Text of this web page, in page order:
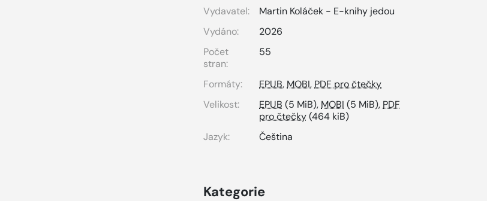
Vydavatel:
Martin Koláček - E-knihy jedou
Vydáno:
2026
Počet
stran:
55
Formáty: EPUB, MOBI, PDF pro čtečky
Velikost:
EPUB (5 MiB), MOBI (5 MiB), PDF
pro čtečky(464 kiB)
Jazyk:
Čeština
Kategorie